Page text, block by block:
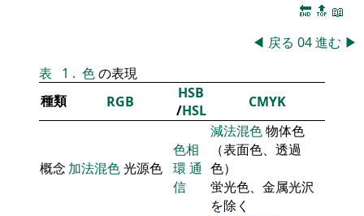
🔚 🔝 📖
◀ 戻る 04進む ▶
表
1 . 色の表現
種類
RGB
HSB
/HSL CMYK
概念 加法混色光源色
色相
環 通
信
減法混色物体色
（表面色、透過
色）
蛍光色、金属光沢
を除く